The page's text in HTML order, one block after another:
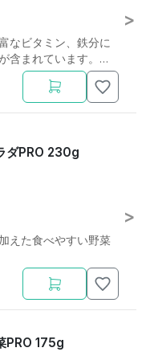
なビタミン、鉄分に
含まれています。ウ
ダPRO 230g
えた食べやすい野菜
PRO 175g